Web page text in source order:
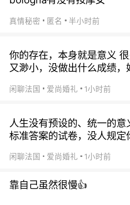
真情秘密 匿名 半小时前
你的存在，本身就是意义
又渺小，没做出什么成绩，
闲聊法国 爱尚婚礼 1小时前
人生没有预设的、统一的
标准答案的试卷，没人规定
闲聊法国 爱尚婚礼 1小时前
靠自己虽然很慢👍